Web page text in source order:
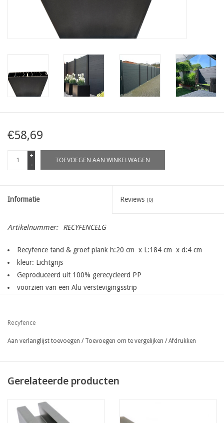
€58,69
+
-
TOEVOEGEN AAN WINKELWAGEN
Informatie Reviews (0)
Artikelnummer: RECYFENCELG
Recyfence tand & groef plank h:20 cm x L:184 cm x d:4 cm
kleur: Lichtgrijs
Geproduceerd uit 100% gerecycleerd PP
voorzien van een Alu verstevigingsstrip
Recyfence
Aan verlanglijst toevoegen / Toevoegen om te vergelijken /Afdrukken
Gerelateerde producten